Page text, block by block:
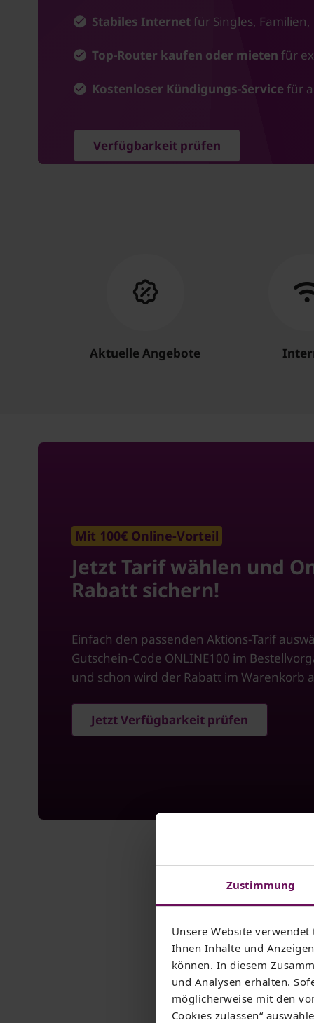
Zustimmung
Unsere Website
Ihnen Inhalte und
können. In diesem
und Analysen erhalten.
möglicherweise mit den
Cookies zulassen“
Stabiles Internetfür Singles, Familien,
Top-Router kaufen oder mieten für
Kostenloser Kündigungs-Service für
Verfügbarkeit prüfen
Aktuelle Angebote
Mit 100€ Online-Vorteil
Jetzt Tarif wählen und
Rabatt sichern!
Einfach den passenden Aktions-Tarif
Gutschein-Code ONLINE100 im
und schon wird der Rabatt im Warenkorb
Jetzt Verfügbarkeit prüfen
Internet-Tarife mit
Sie